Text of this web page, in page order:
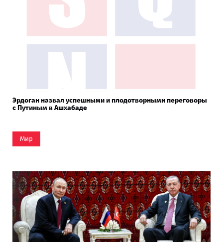
Эрдоган назвал успешными и плодотворными переговоры
с Путиным в Ашхабаде
Мир